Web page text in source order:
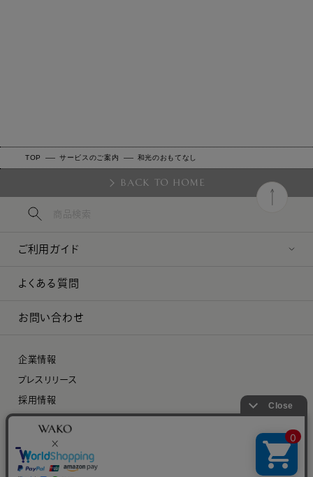
TOP サービスのご案内 和光のおもてなし
BACK TO HOME
ご利用ガイド
よくある質問
お問い合わせ
企業情報
プレスリリース
採用情報
プライバシーポリシー